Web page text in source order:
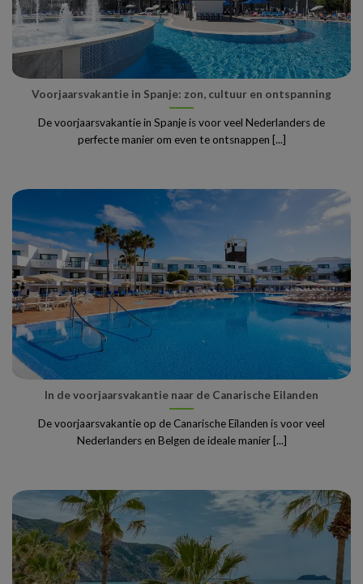
Voorjaarsvakantie in Spanje: zon, cultuur en ontspanning
De voorjaarsvakantie in Spanje is voor veel Nederlanders de
perfecte manier om even te ontsnappen [...]
In de voorjaarsvakantie naar de Canarische Eilanden
De voorjaarsvakantie op de Canarische Eilanden is voor veel
Nederlanders en Belgen de ideale manier [...]